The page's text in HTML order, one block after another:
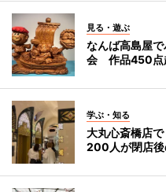
見る・遊ぶ
なんば高島屋
会 作品450点
学ぶ・知る
大丸心斎橋店
200人が閉店後